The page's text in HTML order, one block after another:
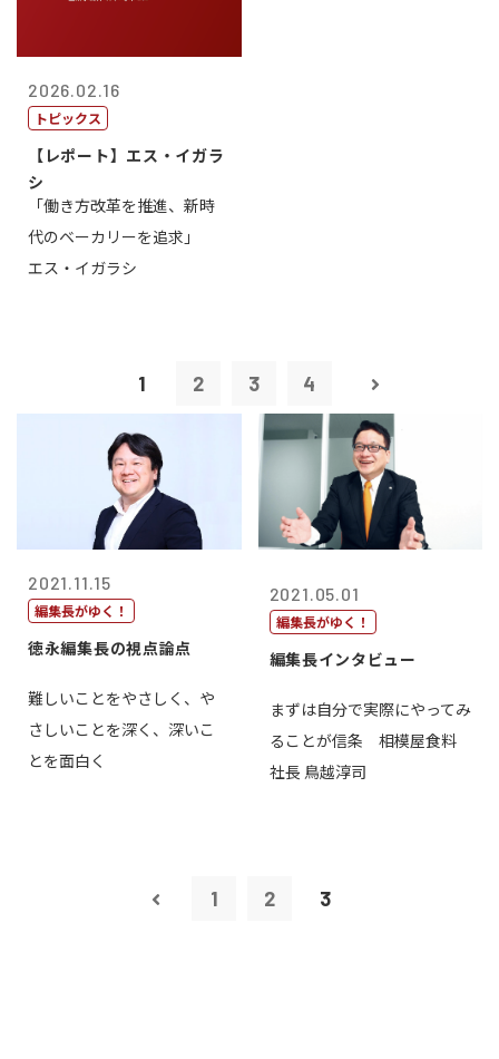
2026.02.16
トピックス
【レポート】エス・イガラ
シ
「働き方改革を推進、新時
代のベーカリーを追求」
エス・イガラシ
1 2 3 4
2021.11.15
編集長がゆく！
徳永編集長の視点論点
難しいことをやさしく、や
さしいことを深く、深いこ
とを面白く
2021.05.01
編集長がゆく！
編集長インタビュー
まずは自分で実際にやってみ
ることが信条 相模屋食料
社長 鳥越淳司
1 2 3